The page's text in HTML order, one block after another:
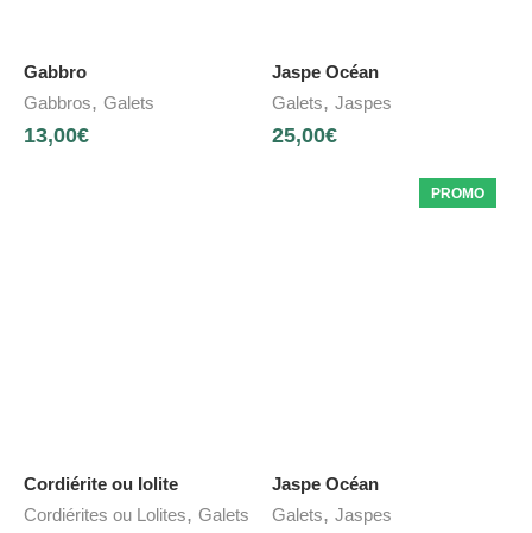
Gabbro
Gabbros, Galets
13,00€
Jaspe Océan
Galets, Jaspes
25,00€
Cordiérite ou Iolite
Cordiérites ou Lolites, Galets
PROMO
Jaspe Océan
Galets, Jaspes